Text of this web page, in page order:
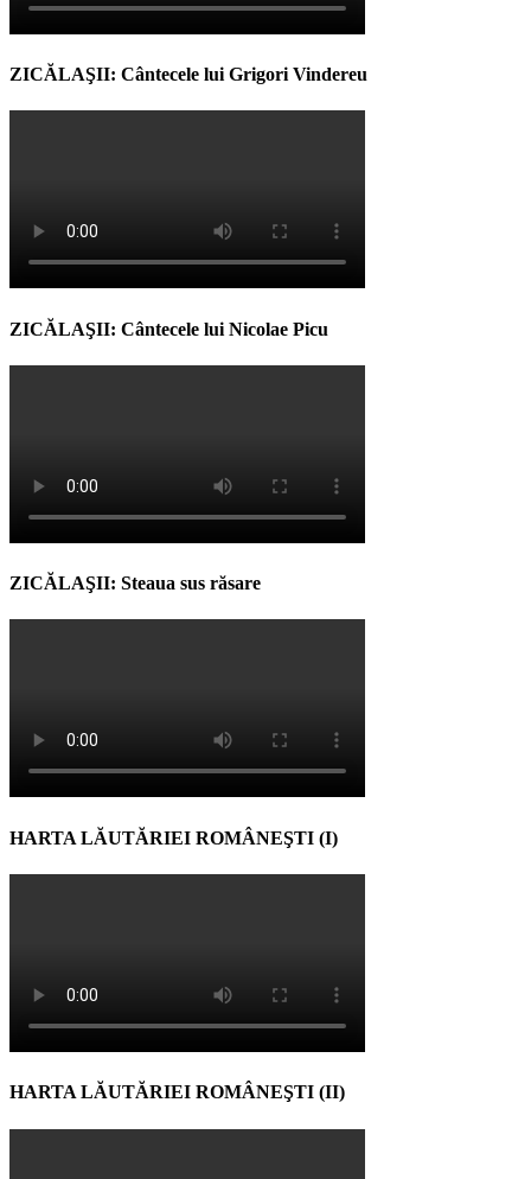
ZICĂLAŞII: Cântecele lui Grigori Vindereu
ZICĂLAŞII: Cântecele lui Nicolae Picu
ZICĂLAŞII: Steaua sus răsare
HARTA LĂUTĂRIEI ROMÂNEŞTI (I)
HARTA LĂUTĂRIEI ROMÂNEŞTI (II)